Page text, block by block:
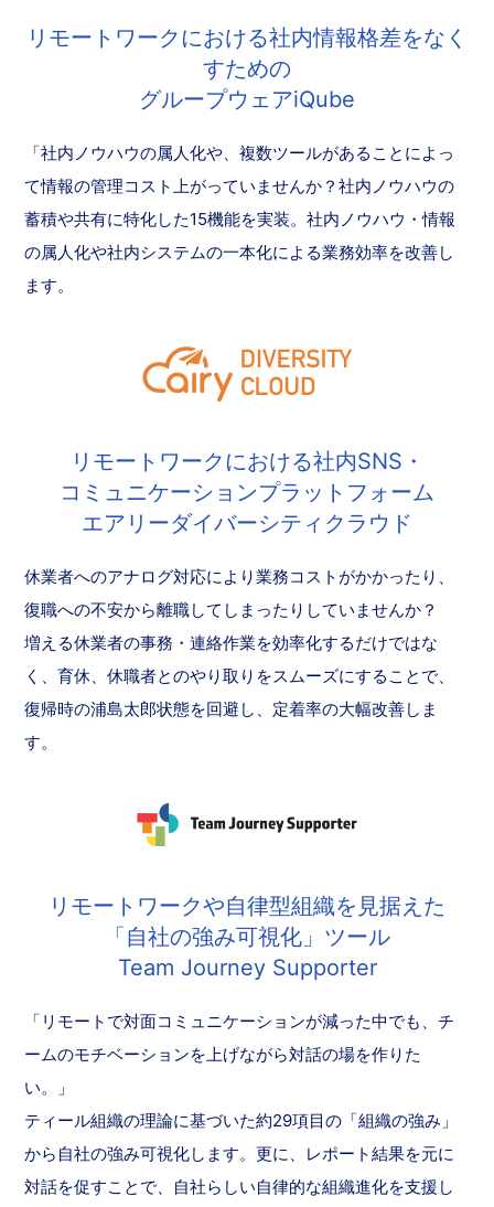
リモートワークにおける社内情報格差をなく
すための
グループウェアiQube
「社内ノウハウの属人化や、複数ツールがあることによっ
て情報の管理コスト上がっていませんか？社内ノウハウの
蓄積や共有に特化した15機能を実装。社内ノウハウ・情報
の属人化や社内システムの一本化による業務効率を改善し
ます。
リモートワークにおける社内SNS・
コミュニケーションプラットフォーム
エアリーダイバーシティクラウド
休業者へのアナログ対応により業務コストがかかったり、
復職への不安から離職してしまったりしていませんか？
増える休業者の事務・連絡作業を効率化するだけではな
く、育休、休職者とのやり取りをスムーズにすることで、
復帰時の浦島太郎状態を回避し、定着率の大幅改善しま
す。
リモートワークや自律型組織を見据えた
「自社の強み可視化」ツール
Team Journey Supporter
「リモートで対面コミュニケーションが減った中でも、チ
ームのモチベーションを上げながら対話の場を作りた
い。」
ティール組織の理論に基づいた約29項目の「組織の強み」
から自社の強み可視化します。更に、レポート結果を元に
対話を促すことで、自社らしい自律的な組織進化を支援し